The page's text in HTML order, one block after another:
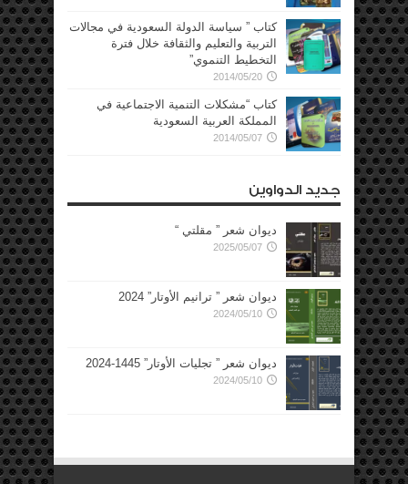
كتاب ” سياسة الدولة السعودية في مجالات
التربية والتعليم والثقافة خلال فترة
التخطيط التنموي”
2014/05/20
كتاب “مشكلات التنمية الاجتماعية في
المملكة العربية السعودية
2014/05/07
جديد الدواوين
ديوان شعر ” مقلتي “
2025/05/07
ديوان شعر ” ترانيم الأوتار” 2024
2024/05/10
ديوان شعر ” تجليات الأوتار” 1445-2024
2024/05/10